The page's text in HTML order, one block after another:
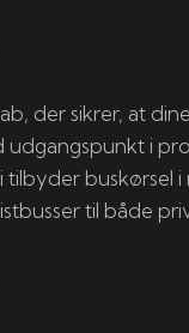
der sikrer, at
udgangspunkt i
buskørsel
til både